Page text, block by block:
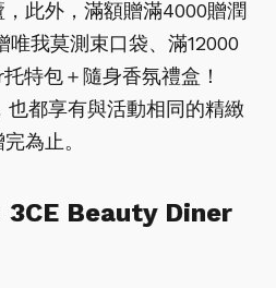
此外，滿額贈滿4000贈潤
唯我莫測束口袋、滿12000
特包＋隨身香氛禮盒！
都享有與活動相同的精緻
為止。
3CE Beauty Diner